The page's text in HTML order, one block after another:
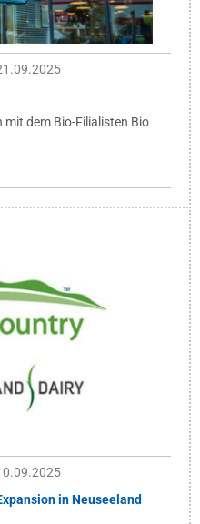
dem Bio-Filialisten Bio
in Neuseeland